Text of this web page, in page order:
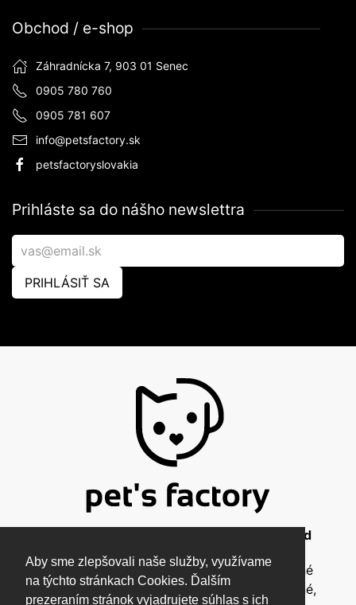
Aby sme zlepšovali naše služby, využívame
na týchto stránkach Cookies. Ďalším
prezeraním stránok vyjadrujete súhlas s ich
Obchod / e-shop
Záhradnícka 7, 903 01 Senec
0905 780 760
0905 781 607
info@petsfactory.sk
petsfactoryslovakia
Prihláste sa do nášho newslettra
PRIHLÁSIŤ SA
© 2026 Pet's Factory - All Rights Reserved
Táto stránka a všetky jej súčasti sú chránené
autorským zákonom a nesmú byť kopírované,